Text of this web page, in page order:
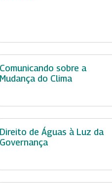
Comunicando sobre a
Mudança do Clima
Direito de Águas à Luz da
Governança